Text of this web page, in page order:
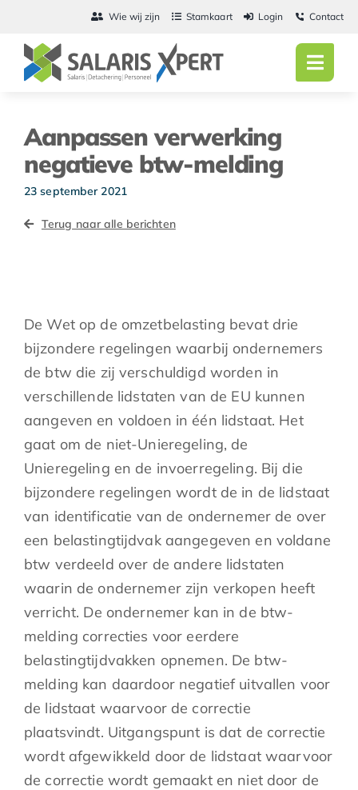
inhoud
Wie wij zijn Stamkaart Login Contact
Actueel
Aanpassen verwerking
negatieve btw-melding
23 september 2021
Terug naar alle berichten
De Wet op de omzetbelasting bevat drie
bijzondere regelingen waarbij ondernemers
de btw die zij verschuldigd worden in
verschillende lidstaten van de EU kunnen
aangeven en voldoen in één lidstaat. Het
gaat om de niet-Unieregeling, de
Unieregeling en de invoerregeling. Bij die
bijzondere regelingen wordt de in de lidstaat
van identificatie van de ondernemer de over
een belastingtijdvak aangegeven en voldane
btw verdeeld over de andere lidstaten
waarin de ondernemer zijn verkopen heeft
verricht. De ondernemer kan in de btw-
melding correcties voor eerdere
belastingtijdvakken opnemen. De btw-
melding kan daardoor negatief uitvallen voor
de lidstaat waarvoor de correctie
plaatsvindt. Uitgangspunt is dat de correctie
wordt afgewikkeld door de lidstaat waarvoor
de correctie wordt gemaakt en niet door de